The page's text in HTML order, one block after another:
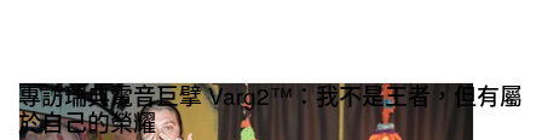
專訪瑞典電音巨擘 Varg2™：我不是王者，但有屬
於自己的榮耀